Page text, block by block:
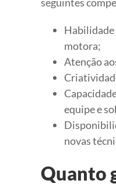
Habilidade
motora;
Atenção
equipe e
novas
Quanto